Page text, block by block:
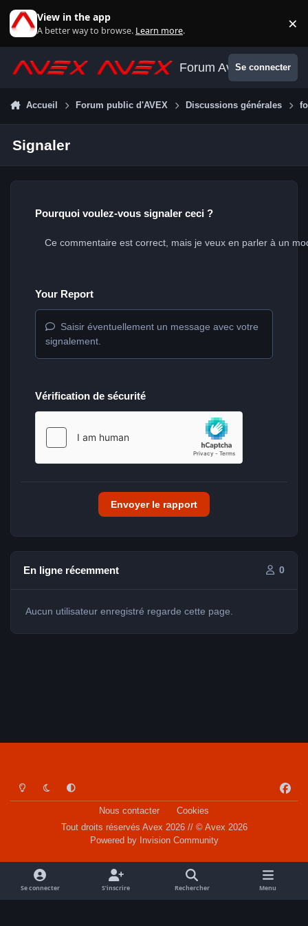
View in the app
A better way to browse. Learn more. ×
Forum AvexSe connecter
Accueil Forum public d'AVEX Discussions générales
Signaler
Pourquoi voulez-vous signaler ceci ?
Your Report
Saisir éventuellement un message avec votre
signalement.
Vérification de sécurité
Envoyer le rapport
En ligne récemment 0
Aucun utilisateur enregistré regarde cette page.
Light ModeDark ModeSystem Preference
a
o
k
Nous contacter
Cookies
Tout droits réservés Avex 2026 // © Avex 2026
Powered by Invision Community
Se connecter S’inscrire Rechercher Menu